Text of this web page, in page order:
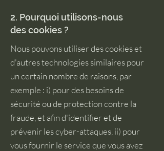
2. Pourquoi utilisons-nous
des cookies ?
Nous pouvons utiliser des cookies et
d'autres technologies similaires pour
un certain nombre de raisons, par
exemple : i) pour des besoins de
sécurité ou de protection contre la
fraude, et afin d'identifier et de
prévenir les cyber-attaques, ii) pour
vous fournir le service que vous avez